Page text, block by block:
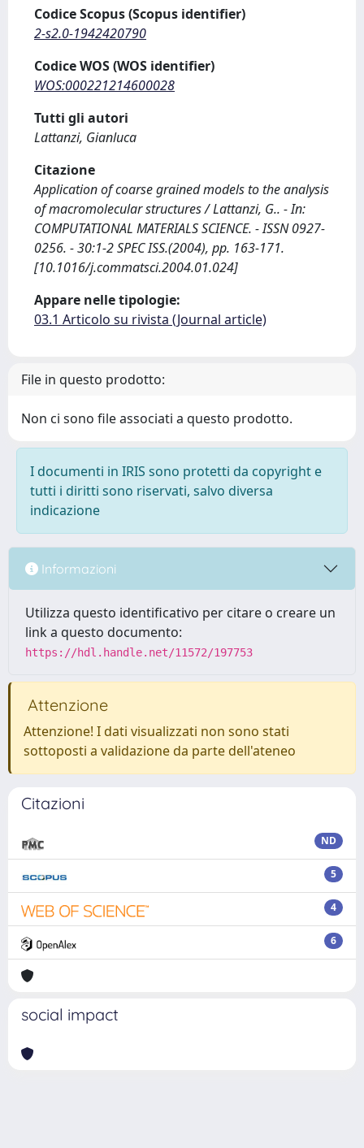
Codice Scopus (Scopus identifier)
2-s2.0-1942420790
Codice WOS (WOS identifier)
WOS:000221214600028
Tutti gli autori
Lattanzi, Gianluca
Citazione
Application of coarse grained models to the analysis
of macromolecular structures / Lattanzi, G.. - In:
COMPUTATIONAL MATERIALS SCIENCE. - ISSN 0927-
0256. - 30:1-2 SPEC ISS.(2004), pp. 163-171.
[10.1016/j.commatsci.2004.01.024]
Appare nelle tipologie:
03.1 Articolo su rivista (Journal article)
File in questo prodotto:
Non ci sono file associati a questo prodotto.
I documenti in IRIS sono protetti da copyright e
tutti i diritti sono riservati, salvo diversa
indicazione
Informazioni
Utilizza questo identificativo per citare o creare un
link a questo documento:
https://hdl.handle.net/11572/197753
Attenzione
Attenzione! I dati visualizzati non sono stati
sottoposti a validazione da parte dell'ateneo
Citazioni
ND
5
4
6
social impact